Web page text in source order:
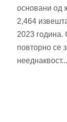
основани од
2,464
2023 година.
повторно се
нееднаквост...